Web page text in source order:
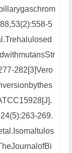
5
282[3]Vero
269.